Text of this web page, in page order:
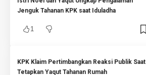
Jenguk Tahanan KPK saat Iduladha
1
KPK Klaim Pertimbangkan Reaksi Publik Saat
Tetapkan Yaqut Tahanan Rumah